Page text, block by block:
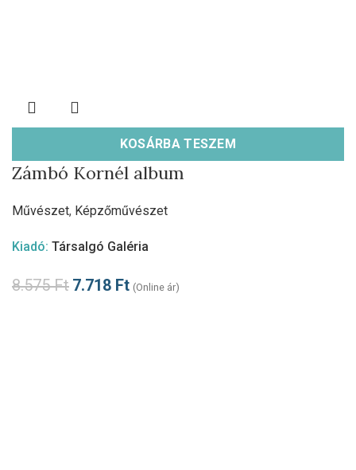
KOSÁRBA TESZEM
Zámbó Kornél album
Művészet, Képzőművészet
Kiadó: Társalgó Galéria
8.575Ft 7.718 Ft (Online ár)